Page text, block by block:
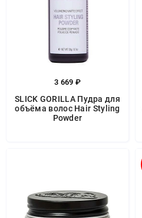
3 669 ₽
SLICK GORILLA Пудра для
объёма волос Hair Styling
Powder